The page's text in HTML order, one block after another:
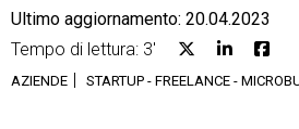
CRM
Ultimo aggiornamento: 20.04.2023
Tempo di lettura: 3'
AZIENDE STARTUP - FREELANCE -